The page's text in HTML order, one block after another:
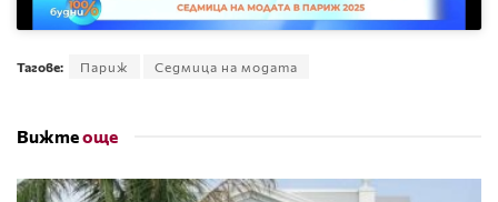
Тагове: Париж Седмица на модата
Вижтеоще